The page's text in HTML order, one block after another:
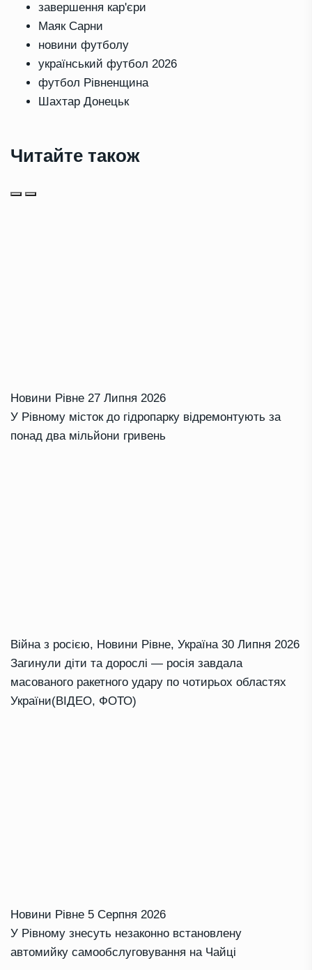
завершення кар'єри
Маяк Сарни
новини футболу
український футбол 2026
футбол Рівненщина
Шахтар Донецьк
Читайте також
Новини Рівне 27 Липня 2026
У Рівному місток до гідропарку відремонтують за
понад два мільйони гривень
Війна з росією, Новини Рівне, Україна 30 Липня 2026
Загинули діти та дорослі — росія завдала
масованого ракетного удару по чотирьох областях
України(ВІДЕО, ФОТО)
Новини Рівне 5 Серпня 2026
У Рівному знесуть незаконно встановлену
автомийку самообслуговування на Чайці